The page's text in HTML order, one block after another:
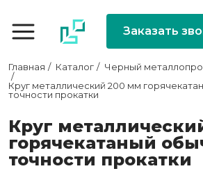
Заказать
Главная Каталог Черный
Круг металлический 200 мм
точности прокатки
Круг
горячекатаный
точности прокатки